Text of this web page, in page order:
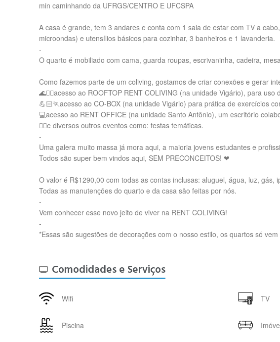
min caminhando da UFRGS/CENTRO E UFCSPA
A casa é grande, tem 3 andares e conta com 1 sala de estar com TV a
microondas) e utensílios básicos para cozinhar, 3 banheiros e 1 lavanderia.
-
O quarto é mobiliado com cama, guarda roupas, escrivaninha, cadeira,
-
Como fazemos parte de um coliving, gostamos de criar conexões e gerar
🌊🏊‍♀️acesso ao ROOFTOP RENT COLIVING (na unidade Vigário), para
💪🏻🏃acesso ao CO-BOX (na unidade Vigário) para prática de exercícios
💻acesso ao RENT OFFICE (na unidade Santo Antônio), um escritório
👯‍♂️e diversos outros eventos como: festas temáticas.
-
Uma galera muito massa já mora aqui, a maioria jovens estudantes e
Todos são super bem vindos aqui, SEM PRECONCEITOS! ❤
-
O valor é R$1290,00 com todas as contas inclusas: aluguel, água, luz,
Todas as manutenções do quarto e da casa são feitas por nós.
-
Vem conhecer esse novo jeito de viver na RENT COLIVING!
-
*Essas são sugestões de decorações com o nosso estilo, os quartos só
Comodidades e Serviços
Wifi TV
Piscina